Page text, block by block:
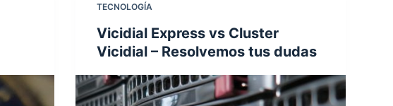
TECNOLOGÍA
Vicidial Express vs Cluster
Vicidial – Resolvemos tus dudas